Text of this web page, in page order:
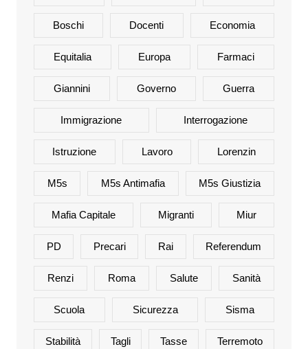
Boschi Docenti Economia
Equitalia Europa Farmaci
Giannini Governo Guerra
Immigrazione Interrogazione
Istruzione Lavoro Lorenzin
M5s M5s Antimafia M5s Giustizia
Mafia Capitale Migranti Miur
PD Precari Rai Referendum
Renzi Roma Salute Sanità
Scuola Sicurezza Sisma
Stabilità Tagli Tasse Terremoto